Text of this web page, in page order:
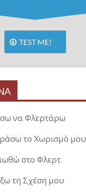
TEST ME!
να Φλερτάρω
το Χωρισμό μου
στο Φλερτ
τη Σχέση μου